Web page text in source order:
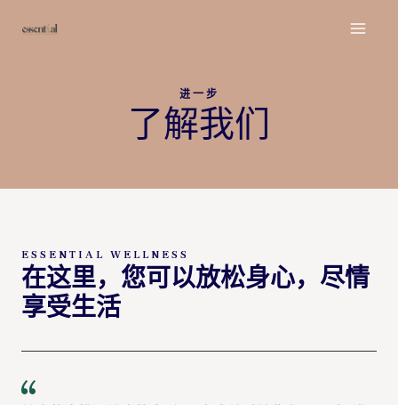
U
进一步
了解我们
ESSENTIAL WELLNESS
在这里，您可以放松身心，尽情
享受生活